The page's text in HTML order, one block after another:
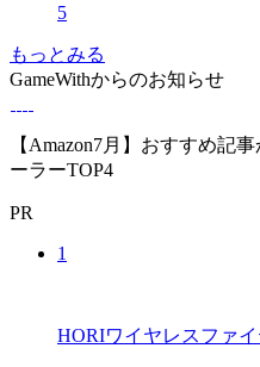
5
もっとみる
GameWithからのお知らせ
【Amazon7月】おすすめ記
ーラーTOP4
PR
1
HORIワイヤレスファ